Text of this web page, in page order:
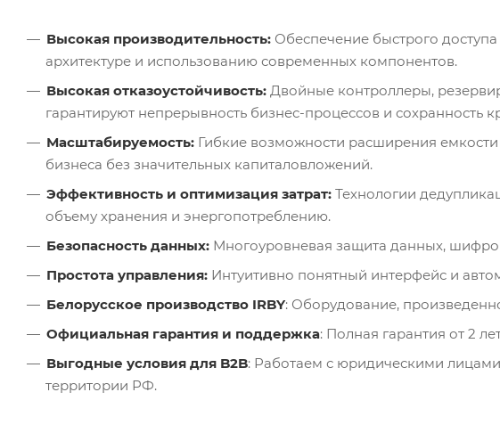
Высокая производительность: Обеспечение быстрого
архитектуре и использованию современных компонентов.
Высокая отказоустойчивость: Двойные контроллеры,
гарантируют непрерывность бизнес-процессов и сохранность
Масштабируемость: Гибкие возможности расширения
бизнеса без значительных капиталовложений.
Эффективность и оптимизация затрат: Технологии
объему хранения и энергопотреблению.
Безопасность данных: Многоуровневая защита данных,
Простота управления: Интуитивно понятный интерфейс и
Белорусское производство IRBY: Оборудование,
Официальная гарантия и поддержка: Полная гарантия от 2
Выгодные условия для B2B: Работаем с юридическими
территории РФ.